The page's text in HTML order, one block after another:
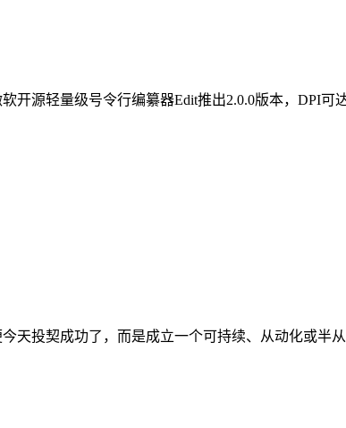
源轻量级号令行编纂器Edit推出2.0.0版本，DPI可
天投契成功了，而是成立一个可持续、从动化或半